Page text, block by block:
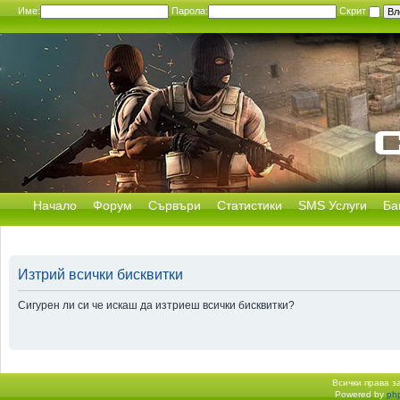
Име: Парола: Скрит
Начало Форум Сървъри Статистики SMS Услуги
Изтрий всички бисквитки
Сигурен ли си че искаш да изтриеш всички бисквитки?
Всички права
Powered by